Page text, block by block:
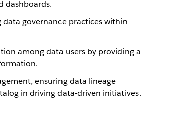
dashboards.
governance practices within
among data users by providing a
ensuring data lineage
in driving data-driven initiatives.